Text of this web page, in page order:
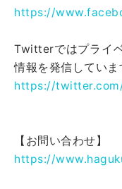
https://
Twitterではプライ
情報を発信していま
https://
【お問い合わせ】
https://